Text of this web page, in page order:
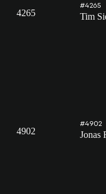
4265
#4265
Tim
4902
#4902
Jonas